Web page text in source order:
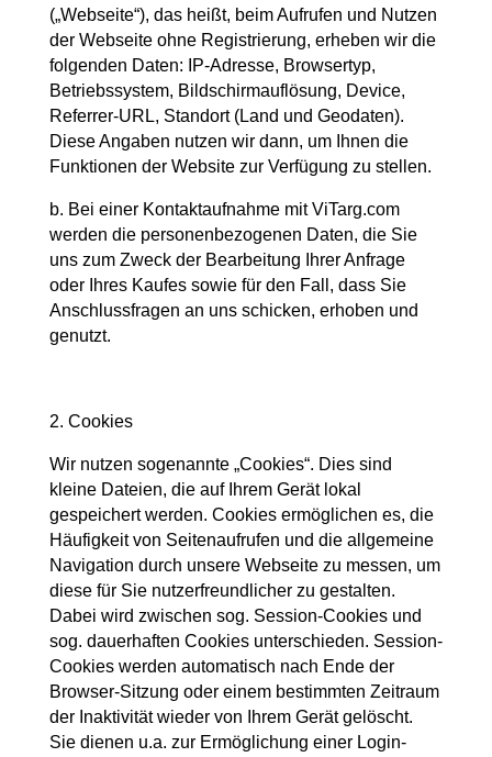
(„Webseite“), das heißt, beim Aufrufen und Nutzen
der Webseite ohne Registrierung, erheben wir die
folgenden Daten: IP-Adresse, Browsertyp,
Betriebssystem, Bildschirmauflösung, Device,
Referrer-URL, Standort (Land und Geodaten).
Diese Angaben nutzen wir dann, um Ihnen die
Funktionen der Website zur Verfügung zu stellen.
b. Bei einer Kontaktaufnahme mit ViTarg.com
werden die personenbezogenen Daten, die Sie
uns zum Zweck der Bearbeitung Ihrer Anfrage
oder Ihres Kaufes sowie für den Fall, dass Sie
Anschlussfragen an uns schicken, erhoben und
genutzt.
2. Cookies
Wir nutzen sogenannte „Cookies“. Dies sind
kleine Dateien, die auf Ihrem Gerät lokal
gespeichert werden. Cookies ermöglichen es, die
Häufigkeit von Seitenaufrufen und die allgemeine
Navigation durch unsere Webseite zu messen, um
diese für Sie nutzerfreundlicher zu gestalten.
Dabei wird zwischen sog. Session-Cookies und
sog. dauerhaften Cookies unterschieden. Session-
Cookies werden automatisch nach Ende der
Browser-Sitzung oder einem bestimmten Zeitraum
der Inaktivität wieder von Ihrem Gerät gelöscht.
Sie dienen u.a. zur Ermöglichung einer Login-